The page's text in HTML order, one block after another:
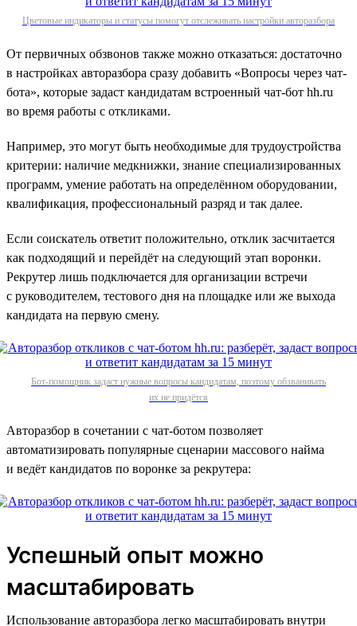
Цветовые индикаторы и статусы помогут отслеживать настройки авторазбора
От первичных обзвонов также можно отказаться: достаточно
в настройках авторазбора сразу добавить «Вопросы через чат-
бота», которые задаст кандидатам встроенный чат-бот hh.ru
во время работы с откликами.
Например, это могут быть необходимые для трудоустройства
критерии: наличие медкнижки, знание специализированных
программ, умение работать на определённом оборудовании,
квалификация, профессиональный разряд и так далее.
Если соискатель ответит положительно, отклик засчитается
как подходящий и перейдёт на следующий этап воронки.
Рекрутер лишь подключается для организации встречи
с руководителем, тестового дня на площадке или же выхода
кандидата на первую смену.
Бот-помощник задаст нужные вопросы кандидатам, поэтому обзванивать
их не придётся
Авторазбор в сочетании с чат-ботом позволяет
автоматизировать популярные сценарии массового найма
и ведёт кандидатов по воронке за рекрутера:
Успешный опыт можно
масштабировать
Использование авторазбора легко масштабировать внутри